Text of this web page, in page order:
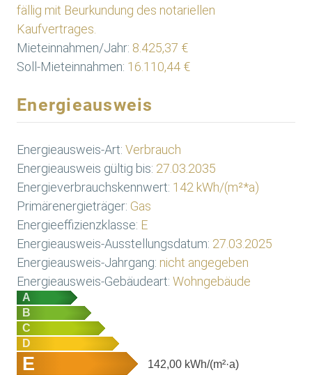
fällig mit Beurkundung des notariellen
Kaufvertrages.
Mieteinnahmen/Jahr: 8.425,37 €
Soll-Mieteinnahmen: 16.110,44 €
Energieausweis
Energieausweis-Art: Verbrauch
Energieausweis gültig bis: 27.03.2035
Energieverbrauchskennwert: 142 kWh/(m²*a)
Primärenergieträger: Gas
Energieeffizienzklasse: E
Energieausweis-Ausstellungsdatum: 27.03.2025
Energieausweis-Jahrgang: nicht angegeben
Energieausweis-Gebäudeart: Wohngebäude
A
B
C
D
E 142,00 kWh/(m²·a)